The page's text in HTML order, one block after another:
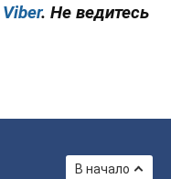
Viber. Не ведитесь
В начало